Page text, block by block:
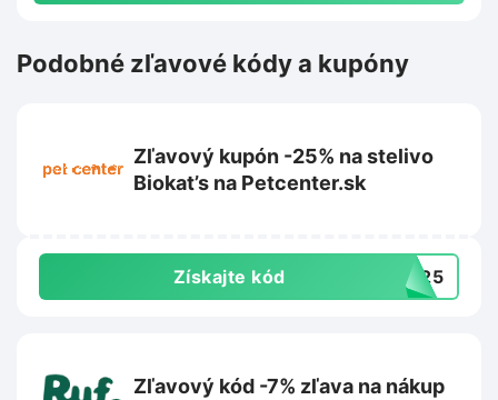
Podobné zľavové kódy a kupóny
Zľavový kupón -25% na stelivo
Biokat’s na Petcenter.sk
Získajte kód BK25
Zľavový kód -7% zľava na nákup